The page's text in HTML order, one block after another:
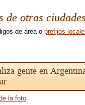
de otras
de área oprefijos
gente en
la foto